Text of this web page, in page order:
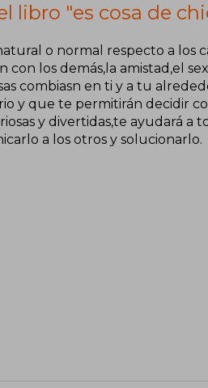
libro "es cosa de
o normal respecto a los
con los demás,la amistad,el
combiasn en ti y a tu
y que te permitirán decidir
y divertidas,te ayudará a
a los otros y solucionarlo.